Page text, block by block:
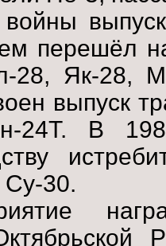
перешёл
28, Як-28,
выпуск
24Т. В
30.